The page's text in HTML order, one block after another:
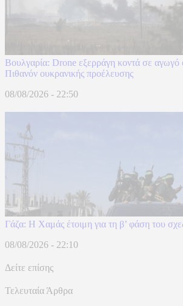
Βουλγαρία: Drone εξερράγη κοντά σε αγωγό
Πιθανόν ουκρανικής προέλευσης
08/08/2026 - 22:50
Γάζα: Η Χαμάς έτοιμη για τη β’ φάση του
08/08/2026 - 22:10
Δείτε επίσης
Τελευταία Άρθρα